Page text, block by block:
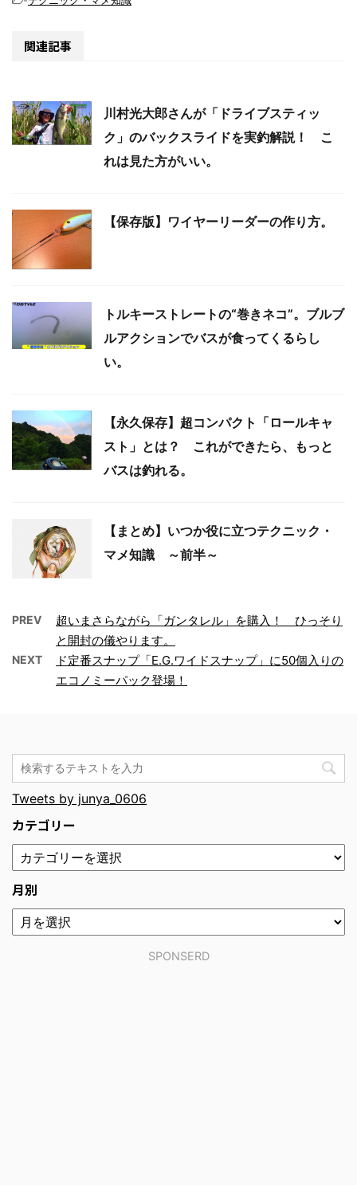
関連記事
川村光大郎さんが「ドライブスティッ
ク」のバックスライドを実釣解説！ こ
れは見た方がいい。
【保存版】ワイヤーリーダーの作り方。
トルキーストレートの“巻きネコ”。ブルブ
ルアクションでバスが食ってくるらし
い。
【永久保存】超コンパクト「ロールキャ
スト」とは？ これができたら、もっと
バスは釣れる。
【まとめ】いつか役に立つテクニック・
マメ知識 ～前半～
PREV
超いまさらながら「ガンタレル」を購入！ ひっそり
と開封の儀やります。
NEXT
ド定番スナップ「E.G.ワイドスナップ」に50個入りの
エコノミーパック登場！
Tweets by junya_0606
カテゴリー
月別
SPONSERD